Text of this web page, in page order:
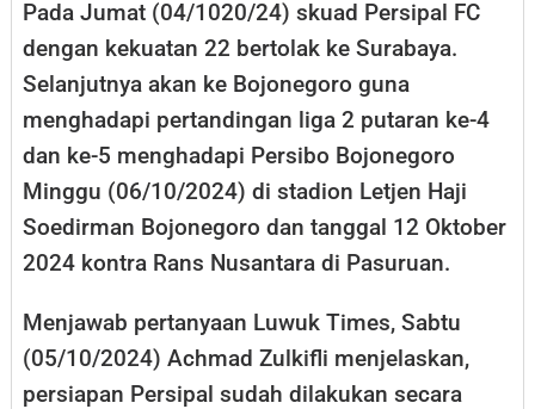
Pada Jumat (04/1020/24) skuad Persipal FC
dengan kekuatan 22 bertolak ke Surabaya.
Selanjutnya akan ke Bojonegoro guna
menghadapi pertandingan liga 2 putaran ke-4
dan ke-5 menghadapi Persibo Bojonegoro
Minggu (06/10/2024) di stadion Letjen Haji
Soedirman Bojonegoro dan tanggal 12 Oktober
2024 kontra Rans Nusantara di Pasuruan.
Menjawab pertanyaan Luwuk Times, Sabtu
(05/10/2024) Achmad Zulkifli menjelaskan,
persiapan Persipal sudah dilakukan secara